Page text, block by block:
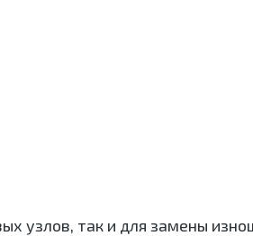
узлов, так и для замены